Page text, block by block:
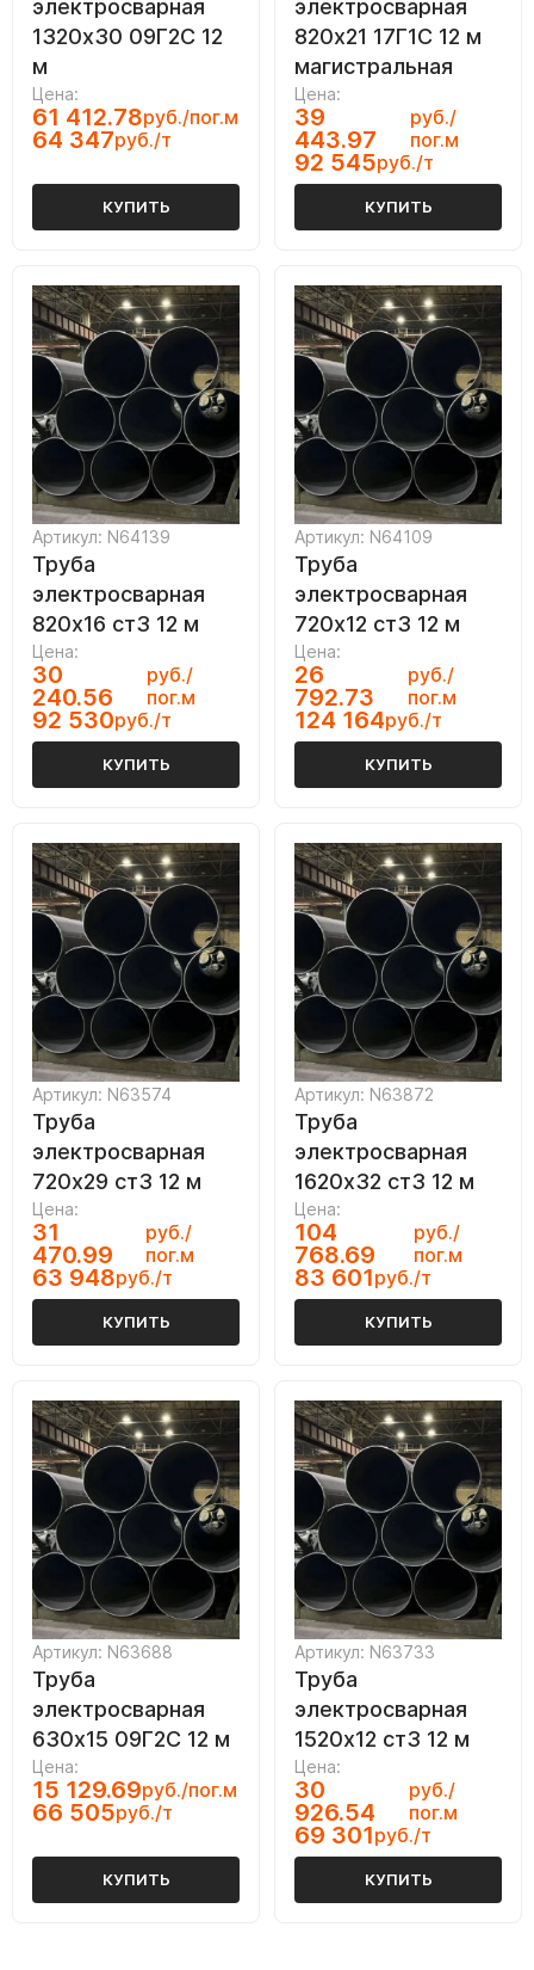
электросварная
1320х30 09Г2С 12
м
Цена:
61 412.78руб./пог.м
64 347руб./т
КУПИТЬ
электросварная
820х21 17Г1С 12 м
магистральная
Цена:
39
443.97
руб./
пог.м
92 545руб./т
КУПИТЬ
Артикул: N64139
Труба
электросварная
820х16 ст3 12 м
Цена:
30
240.56
руб./
пог.м
92 530руб./т
КУПИТЬ
Артикул: N64109
Труба
электросварная
720х12 ст3 12 м
Цена:
26
792.73
руб./
пог.м
124 164руб./т
КУПИТЬ
Артикул: N63574
Труба
электросварная
720х29 ст3 12 м
Цена:
31
470.99
руб./
пог.м
63 948руб./т
КУПИТЬ
Артикул: N63872
Труба
электросварная
1620х32 ст3 12 м
Цена:
104
768.69
руб./
пог.м
83 601руб./т
КУПИТЬ
Артикул: N63688
Труба
электросварная
630х15 09Г2С 12 м
Цена:
15 129.69руб./пог.м
66 505руб./т
КУПИТЬ
Артикул: N63733
Труба
электросварная
1520х12 ст3 12 м
Цена:
30
926.54
руб./
пог.м
69 301руб./т
КУПИТЬ